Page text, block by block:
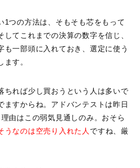
1つの方法は、そもそも芯をもって
してこれまでの決算の数字を信じ、
も一部頭に入れておき、選定に使う
す。
ちれば少し買おうという人は多いで
ますからね。アドバンテストは昨日
由はこの弱気見通しのみ。おそら
うなのは空売り入れた人 ですね、厳